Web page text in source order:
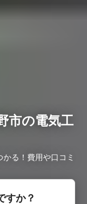
市の電気工
る！費用や口コミ
すか？